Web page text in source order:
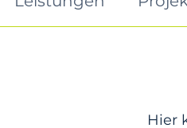
Hier